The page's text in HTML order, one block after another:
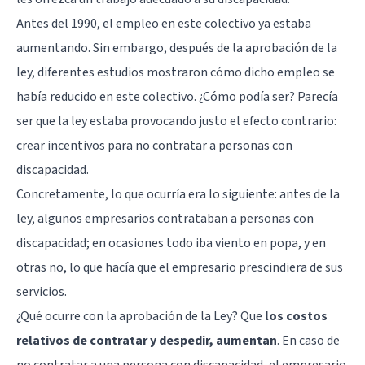
Antes del 1990, el empleo en este colectivo ya estaba
aumentando. Sin embargo, después de la aprobación de la
ley, diferentes estudios mostraron cómo dicho empleo se
había reducido en este colectivo. ¿Cómo podía ser? Parecía
ser que la ley estaba provocando justo el efecto contrario:
crear incentivos para no contratar a personas con
discapacidad.
Concretamente, lo que ocurría era lo siguiente: antes de la
ley, algunos empresarios contrataban a personas con
discapacidad; en ocasiones todo iba viento en popa, y en
otras no, lo que hacía que el empresario prescindiera de sus
servicios.
¿Qué ocurre con la aprobación de la Ley? Que los costos
relativos de contratar y despedir, aumentan. En caso de